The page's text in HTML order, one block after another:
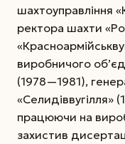
шахтоуправління
ректора шахти
виробничого
(1978—1981),
«Селидіввугілля»
працюючи на
захистив